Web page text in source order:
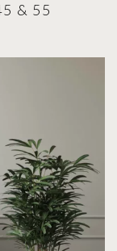
& 55